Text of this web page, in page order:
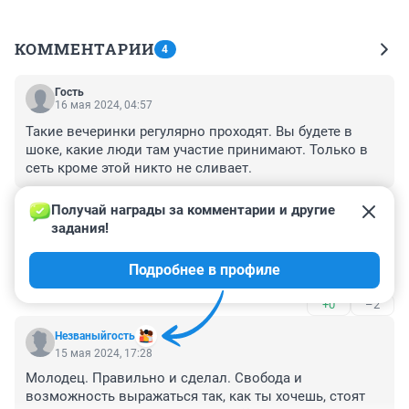
КОММЕНТАРИИ 4
Гость
16 мая 2024, 04:57
Такие вечеринки регулярно проходят. Вы будете в
шоке, какие люди там участие принимают. Только в
сеть кроме этой никто не сливает.
–0
Гость
кто этот "известный" ?
+0 –2
Незваныйгость
Получай награды за комментарии и другие
задания!
Подробнее в профиле
15 мая 2024, 17:28
Молодец. Правильно и сделал. Свобода и
возможность выражаться так, как ты хочешь, стоят